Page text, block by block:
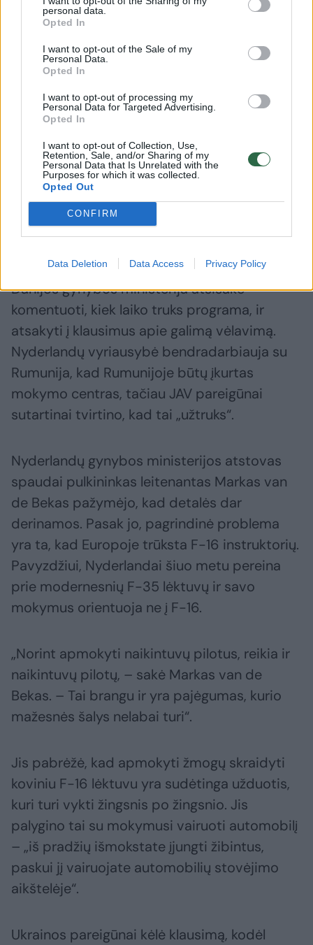
personal data.
Opted In
I want to opt-out of the Sale of my
Personal Data.
Opted In
I want to opt-out of processing my
Personal Data for Targeted Advertising.
Opted In
I want to opt-out of Collection, Use,
Retention, Sale, and/or Sharing of my
Personal Data that Is Unrelated with the
Purposes for which it was collected.
Opted Out
CONFIRM
Data Deletion Data Access Privacy Policy
Daugiau nuotraukų (2)
Vilniaus miesto autobuse iškabintas užrašas, skirtas
paremti NATO narių į Ukrainą siunčiamus naikintuvus F-
Danijos gynybos ministerija atsisakė
komentuoti, kiek laiko truks programa, ir
atsakyti į klausimus apie galimą vėlavimą.
Nyderlandų vyriausybė bendradarbiauja su
Rumunija, kad Rumunijoje būtų įkurtas
mokymo centras, tačiau JAV pareigūnai
sutartinai tvirtino, kad tai „užtruks“.
Nyderlandų gynybos ministerijos atstovas
spaudai pulkininkas leitenantas Markas van
de Bekas pažymėjo, kad detalės dar
derinamos. Pasak jo, pagrindinė problema
yra ta, kad Europoje trūksta F-16 instruktorių.
Pavyzdžiui, Nyderlandai šiuo metu pereina
prie modernesnių F-35 lėktuvų ir savo
mokymus orientuoja ne į F-16.
„Norint apmokyti naikintuvų pilotus, reikia ir
naikintuvų pilotų, – sakė Markas van de
Bekas. – Tai brangu ir yra pajėgumas, kurio
mažesnės šalys nelabai turi“.
Jis pabrėžė, kad apmokyti žmogų skraidyti
koviniu F-16 lėktuvu yra sudėtinga užduotis,
kuri turi vykti žingsnis po žingsnio. Jis
palygino tai su mokymusi vairuoti automobilį
– „iš pradžių išmokstate įjungti žibintus,
paskui jį vairuojate automobilių stovėjimo
aikštelėje“.
Ukrainos pareigūnai kėlė klausimą, kodėl